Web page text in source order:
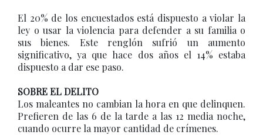
El 20% de los encuestados está dispuesto a violar la
ley o usar la violencia para defender a su familia o
sus bienes. Este renglón sufrió un aumento
significativo, ya que hace dos años el 14% estaba
dispuesto a dar ese paso.
SOBRE EL DELITO
Los maleantes no cambian la hora en que delinquen.
Prefieren de las 6 de la tarde a las 12 media noche,
cuando ocurre la mayor cantidad de crímenes.